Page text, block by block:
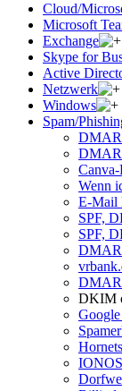
Cloud/
Microsoft
Exchange
Skype for
Active
Netzwerk
Windows
Spam/
Wenn
E-Mail
SPF,
SPF,
DKIM